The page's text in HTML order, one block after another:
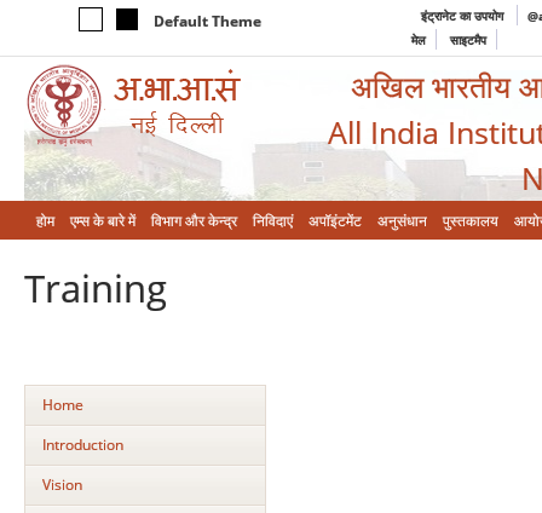
Default Theme इंट्रानेट का उपयोग
मेल
साइटमैप
अखिल भारतीय
All India
होम एम्‍स के बारे में विभाग और केन्‍द्र निविदाएं अपॉइंटमेंट अनुसंधान पुस्तकालय
Training
Home
Introduction
Vision